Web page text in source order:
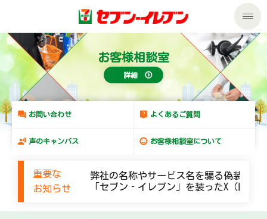
私たちの取組み
商品のご案内
商品のご案内トップ
今週の新商品
セール・キャンペーン
サービス
サービストップ
nanacoトップ
企業情報
企業情報トップ
サステナビリティ
お客様相談室
詳細
お問い合わせ よくあるご質問
声のキャンバス お客様相談室について
重要な
お知らせ
弊社の名称やサービス名を騙る偽装メー
「セブン‐イレブン」を装ったX（旧